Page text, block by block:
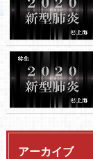
アーカイブ